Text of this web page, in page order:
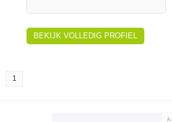
BEKIJK VOLLEDIG PROFIEL
1